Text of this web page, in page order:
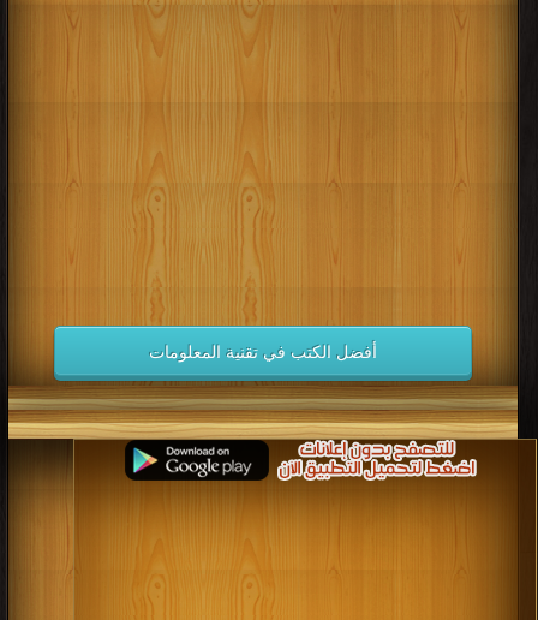
كتب 2006
كتب 2005 كتب 2004
كتب 2003
كتب 2000
كتب 1992
كتب 1991
كتب 1990
كتب 1989 كتب 1988
كتب 1987
كتب 1984
كتب 1983
كتب 1980
كتب 1979
كتب 1978
كتب 1977 كتب 1976
كتب 1975
كتب 1974
كتب 1973 كتب 1972
كتب 1971
كتب 1970
كتب 1969 كتب 1968
كتب 1967
كتب 1966
كتب 1965 كتب 1964
كتب 1963
كتب 1962
كتب 1961 كتب 1960
كتب 1959
كتب 1957
كتب 1952
كتب 1951
أفضل الكتب في تقنية المعلومات